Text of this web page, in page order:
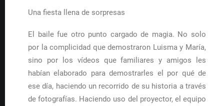
Una fiesta llena de sorpresas
El baile fue otro punto cargado de magia. No solo
por la complicidad que demostraron Luisma y María,
sino por los vídeos que familiares y amigos les
habían elaborado para demostrarles el por qué de
ese día, haciendo un recorrido de su historia a través
de fotografías. Haciendo uso del proyector, el equipo